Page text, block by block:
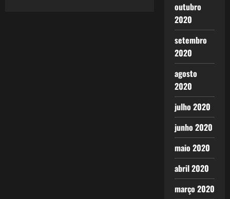
outubro
2020
setembro
2020
agosto
2020
julho 2020
junho 2020
maio 2020
abril 2020
março 2020